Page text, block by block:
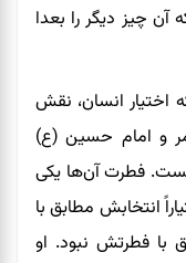
چیز دیگر را بعدا
اختیار انسان، نقش
و امام حسین (ع)
فطرت آن‌ها یکی
انتخابش مطابق با
با فطرتش نبود. او